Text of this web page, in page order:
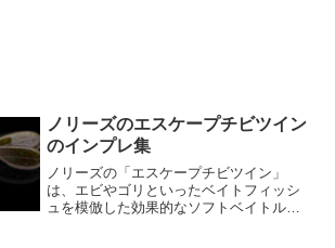
ノリーズのエスケープチビツイン
のインプレ集
ノリーズの「エスケープチビツイン」
は、エビやゴリといったベイトフィッシ
ュを模倣した効果的なソフトベイトルア